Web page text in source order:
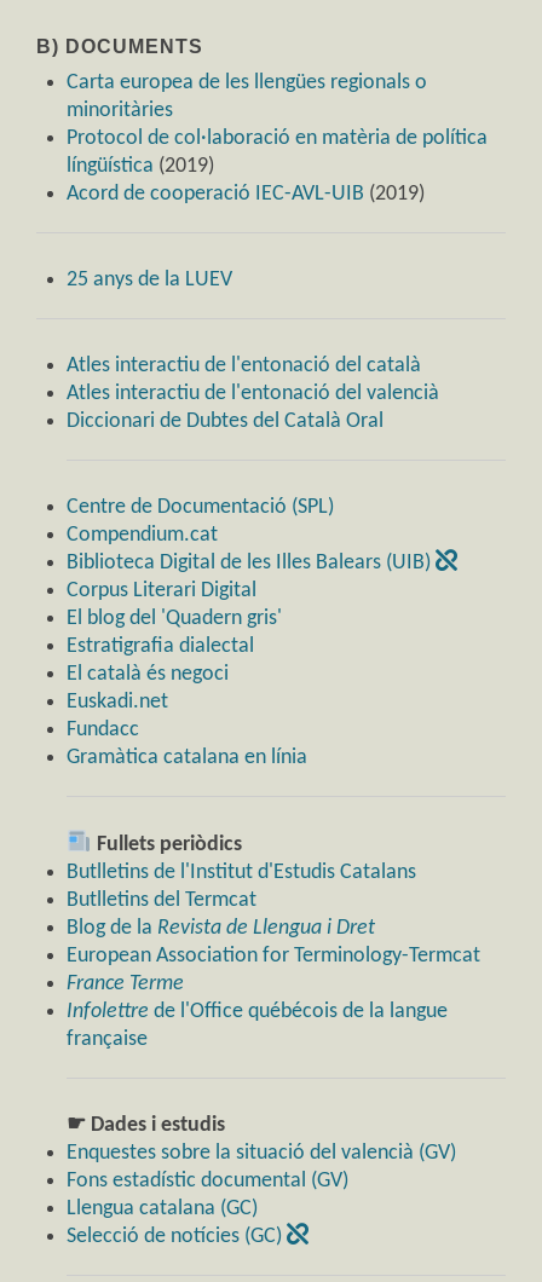
B) DOCUMENTS
Carta europea de les llengües regionals o
minoritàries
Protocol de col·laboració en matèria de política
língüística (2019)
Acord de cooperació IEC-AVL-UIB (2019)
25 anys de la LUEV
Atles interactiu de l'entonació del català
Atles interactiu de l'entonació del valencià
Diccionari de Dubtes del Català Oral
Centre de Documentació (SPL)
Compendium.cat
Biblioteca Digital de les Illes Balears (UIB)
Corpus Literari Digital
El blog del 'Quadern gris'
Estratigrafia dialectal
El català és negoci
Euskadi.net
Fundacc
Gramàtica catalana en línia
Fullets periòdics
Butlletins de l'Institut d'Estudis Catalans
Butlletins del Termcat
Blog de la Revista de Llengua i Dret
European Association for Terminology-Termcat
France Terme
Infolettre de l'Office québécois de la langue
française
☛ Dades i estudis
Enquestes sobre la situació del valencià (GV)
Fons estadístic documental (GV)
Llengua catalana (GC)
Selecció de notícies (GC)